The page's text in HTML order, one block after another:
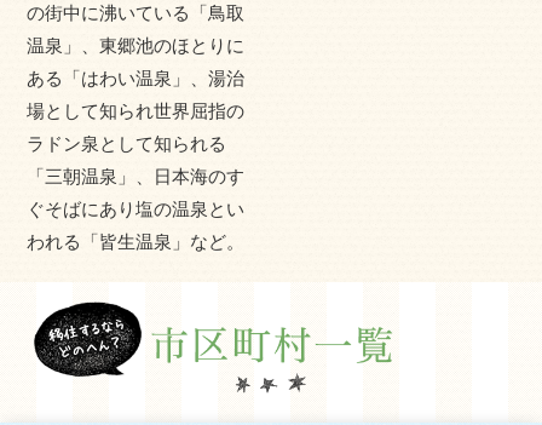
の街中に沸いている「鳥取
温泉」、東郷池のほとりに
ある「はわい温泉」、湯治
場として知られ世界屈指の
ラドン泉として知られる
「三朝温泉」、日本海のす
ぐそばにあり塩の温泉とい
われる「皆生温泉」など。